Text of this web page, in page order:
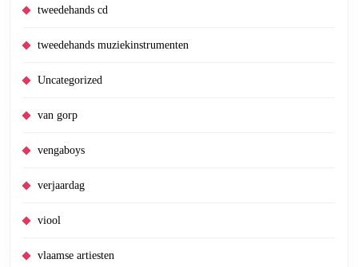
tweedehands cd
tweedehands muziekinstrumenten
Uncategorized
van gorp
vengaboys
verjaardag
viool
vlaamse artiesten